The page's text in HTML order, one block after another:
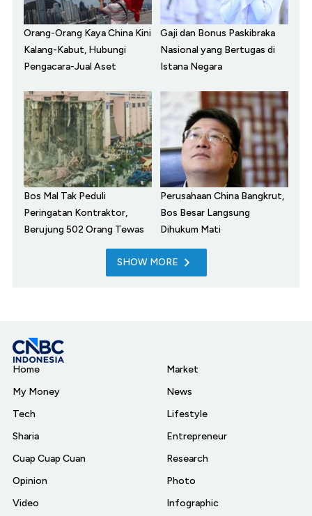
Orang-Orang Kaya China Kini
Kalang-Kabut, Hubungi
Pengacara-Jual Aset
Gaji dan Bonus Paskibraka
Nasional yang Bertugas di
Istana Negara
Bos Mal Tak Peduli
Peringatan Kontraktor,
Berujung 502 Orang Tewas
Perusahaan China Bangkrut,
Bos Besar Langsung
Dihukum Mati
SHOW MORE
Home
My Money
Tech
Sharia
Cuap Cuap Cuan
Opinion
Video
Market
News
Lifestyle
Entrepreneur
Research
Photo
Infographic